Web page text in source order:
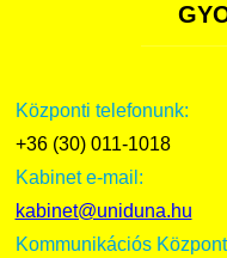
Központi telefonunk:
+36 (30) 011-1018
Kabinet e-mail:
kabinet@uniduna.hu
Kommunikációs